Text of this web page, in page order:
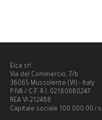
Elca srl
Via del Commercio, 7/b
36065 Mussolente (VI) - Italy
P.IVA / C.F. R.I. 02180680247
REA VI-212488
Capitale sociale 100.000,00 i.v.